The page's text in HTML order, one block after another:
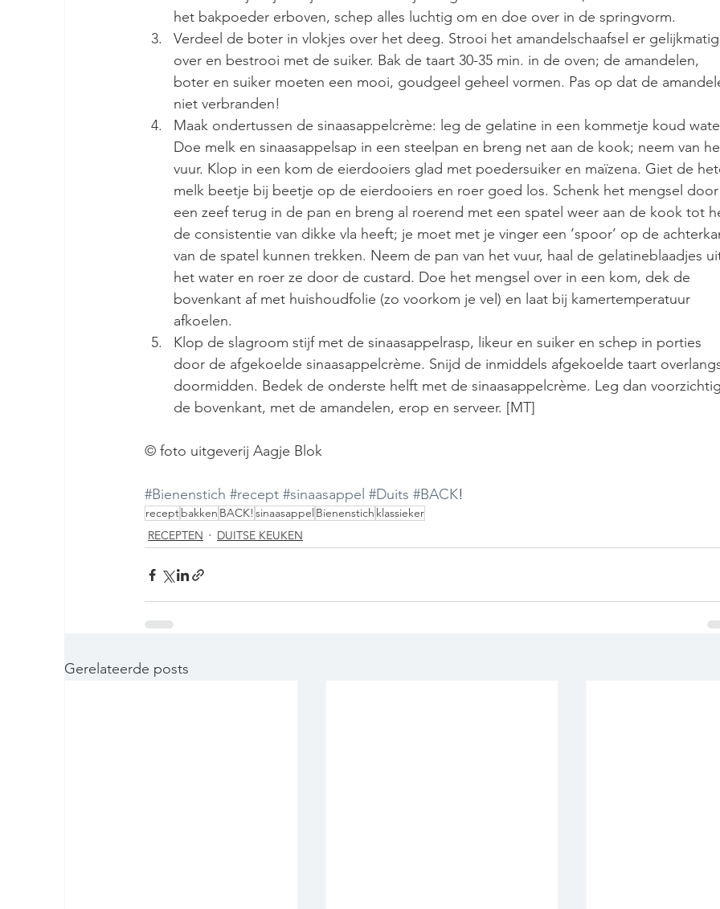
het bakpoeder erboven, schep alles luchtig om en doe over in de springvorm.
Verdeel de boter in vlokjes over het deeg. Strooi het amandelschaafsel er gelijkmatig
over en bestrooi met de suiker. Bak de taart 30-35 min. in de oven; de amandelen,
boter en suiker moeten een mooi, goudgeel geheel vormen. Pas op dat de
niet verbranden!
Maak ondertussen de sinaasappelcrème: leg de gelatine in een kommetje koud
Doe melk en sinaasappelsap in een steelpan en breng net aan de kook; neem van
vuur. Klop in een kom de eierdooiers glad met poedersuiker en maïzena. Giet de
melk beetje bij beetje op de eierdooiers en roer goed los. Schenk het mengsel door
een zeef terug in de pan en breng al roerend met een spatel weer aan de kook tot
de consistentie van dikke vla heeft; je moet met je vinger een ‘spoor’ op de
van de spatel kunnen trekken. Neem de pan van het vuur, haal de gelatineblaadjes
het water en roer ze door de custard. Doe het mengsel over in een kom, dek de
bovenkant af met huishoudfolie (zo voorkom je vel) en laat bij kamertemperatuur
afkoelen.
Klop de slagroom stijf met de sinaasappelrasp, likeur en suiker en schep in porties
door de afgekoelde sinaasappelcrème. Snijd de inmiddels afgekoelde taart
doormidden. Bedek de onderste helft met de sinaasappelcrème. Leg dan voorzichtig
de bovenkant, met de amandelen, erop en serveer. [MT]
© foto uitgeverij Aagje Blok
#Bienenstich #recept #sinaasappel #Duits #BACK!
receptbakken BACK!sinaasappel Bienenstich klassieker
RECEPTEN
DUITSE KEUKEN
Gerelateerde posts